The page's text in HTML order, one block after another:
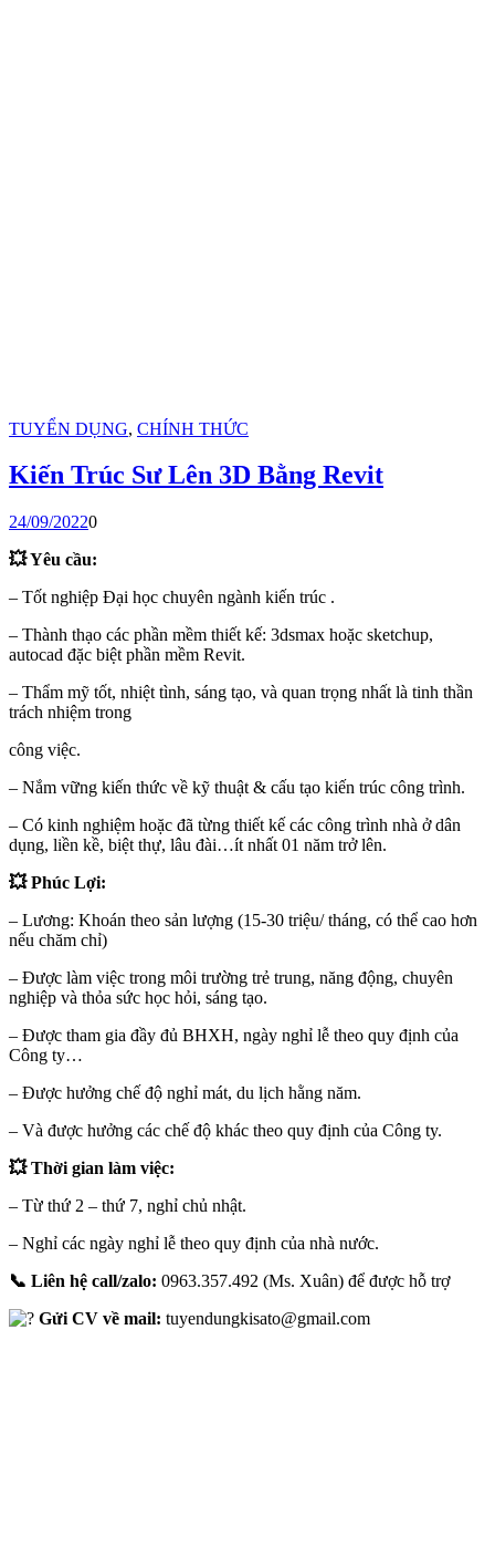
TUYỂN DỤNG, CHÍNH THỨC
Kiến Trúc Sư Lên 3D Bằng Revit
24/09/20220
💥 Yêu cầu:
– Tốt nghiệp Đại học chuyên ngành kiến trúc .
– Thành thạo các phần mềm thiết kế: 3dsmax hoặc sketchup,
autocad đặc biệt phần mềm Revit.
– Thẩm mỹ tốt, nhiệt tình, sáng tạo, và quan trọng nhất là tinh thần
trách nhiệm trong
công việc.
– Nắm vững kiến thức về kỹ thuật & cấu tạo kiến trúc công trình.
– Có kinh nghiệm hoặc đã từng thiết kế các công trình nhà ở dân
dụng, liền kề, biệt thự, lâu đài…ít nhất 01 năm trở lên.
💥 Phúc Lợi:
– Lương: Khoán theo sản lượng (15-30 triệu/ tháng, có thể cao hơn
nếu chăm chỉ)
– Được làm việc trong môi trường trẻ trung, năng động, chuyên
nghiệp và thỏa sức học hỏi, sáng tạo.
– Được tham gia đầy đủ BHXH, ngày nghỉ lễ theo quy định của
Công ty…
– Được hưởng chế độ nghỉ mát, du lịch hằng năm.
– Và được hưởng các chế độ khác theo quy định của Công ty.
💥 Thời gian làm việc:
– Từ thứ 2 – thứ 7, nghỉ chủ nhật.
– Nghỉ các ngày nghỉ lễ theo quy định của nhà nước.
📞 Liên hệ call/zalo: 0963.357.492 (Ms. Xuân) để được hỗ trợ
Gửi CV về mail: tuyendungkisato@gmail.com